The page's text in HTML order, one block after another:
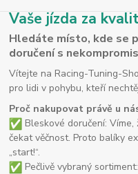
Vaše jízda za
Hledáte místo, kde se
doručení s
Vítejte na Racing-Tuning-
pro lidi v pohybu, kteří
Proč nakupovat právě u
Bleskové doručení:
čekat věčnost. Proto balíky
„start!“.
Pečlivě vybraný